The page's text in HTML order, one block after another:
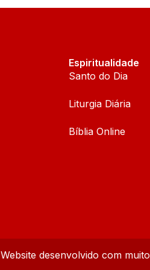
Espiritualidade
Santo do Dia
Liturgia Diária
Bíblia Online
Website desenvolvido com muito